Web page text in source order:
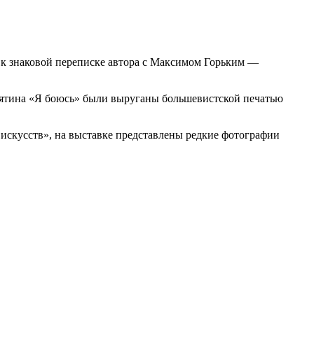
знаковой переписке автора с Максимом Горьким —
«Я боюсь» были выруганы большевистской печатью
на выставке представлены редкие фотографии